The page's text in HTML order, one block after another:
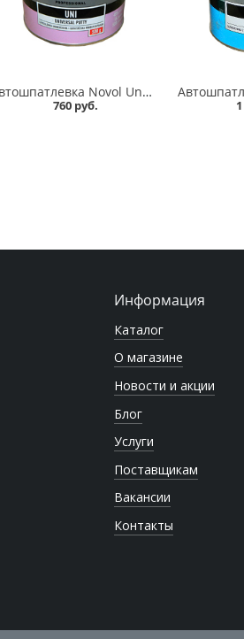
Автошпатлевка Novol Uni 0,5 кг универсальная в Омске
760 руб.
Информация
Каталог
О магазине
Новости и акции
Блог
Услуги
Поставщикам
Вакансии
Контакты